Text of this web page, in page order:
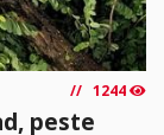
1244
peste